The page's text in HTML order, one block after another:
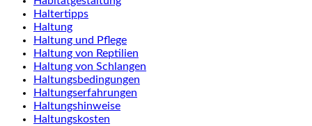
Haltertipps
Haltung
Haltung und Pflege
Haltung von Reptilien
Haltung von Schlangen
Haltungsbedingungen
Haltungserfahrungen
Haltungshinweise
Haltungskosten